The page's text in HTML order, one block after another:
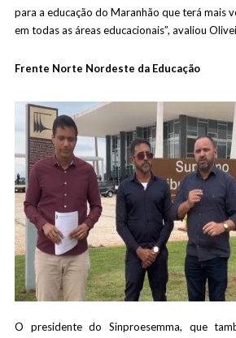
para a educação do Maranhão que terá mais
em todas as áreas educacionais”, avaliou
Frente Norte Nordeste da Educação
O presidente do Sinproesemma, que